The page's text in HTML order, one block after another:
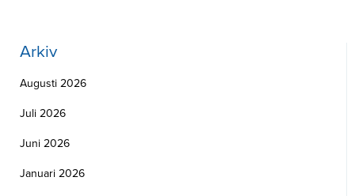
Arkiv
Augusti 2026
Juli 2026
Juni 2026
Januari 2026